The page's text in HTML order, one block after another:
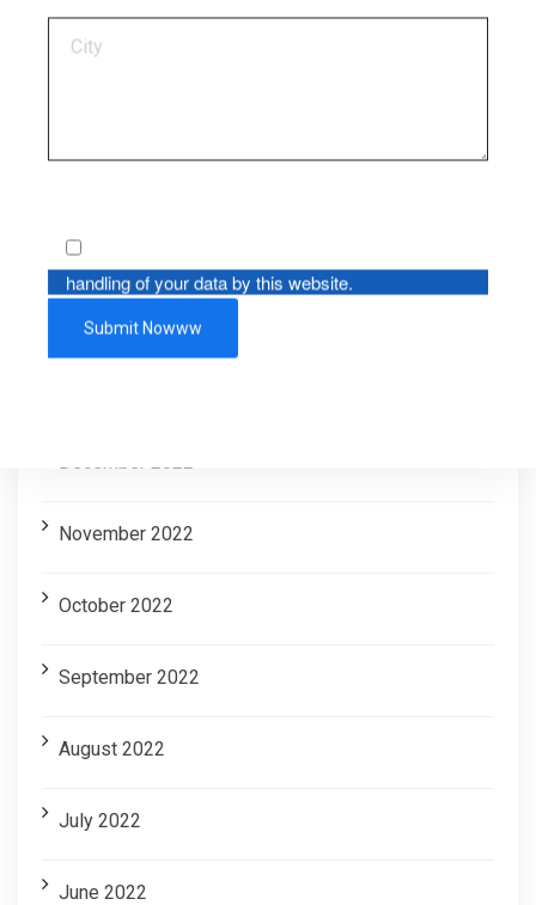
March 2023
February 2023
December 2022
November 2022
October 2022
September 2022
August 2022
July 2022
June 2022
handling of your data by this website.